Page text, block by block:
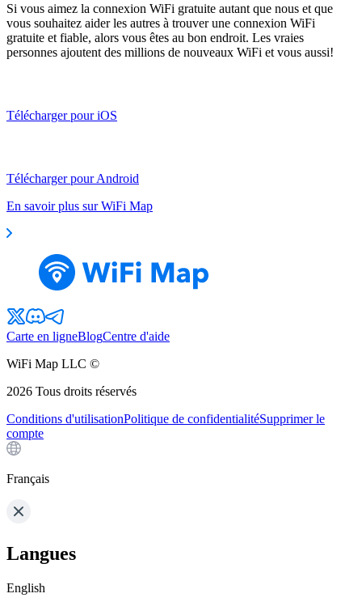
Si vous aimez la connexion WiFi gratuite autant que nous et que
vous souhaitez aider les autres à trouver une connexion WiFi
gratuite et fiable, alors vous êtes au bon endroit. Les vraies
personnes ajoutent des millions de nouveaux WiFi et vous aussi!
Télécharger pour iOS
Télécharger pour Android
En savoir plus sur WiFi Map
Carte en ligneBlogCentre d'aide
WiFi Map LLC ©
2026 Tous droits réservés
Conditions d'utilisationPolitique de confidentialitéSupprimer le
compte
Français
Langues
English